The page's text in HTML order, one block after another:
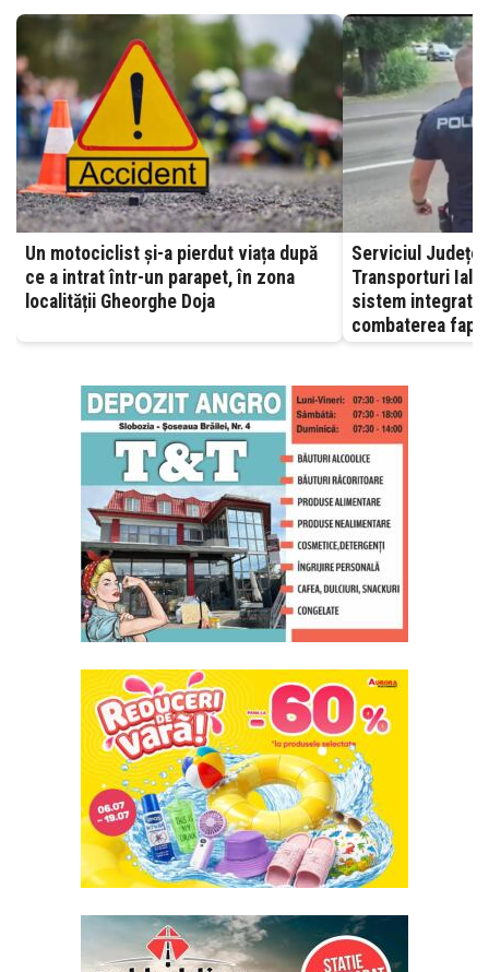
Un motociclist și-a pierdut viața după
ce a intrat într-un parapet, în zona
localității Gheorghe Doja
Serviciul
Transporturi Ialomița –
sistem integrat,
combaterea